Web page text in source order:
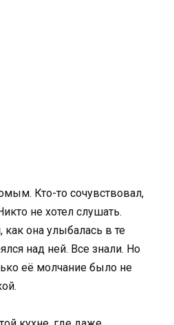
Кто-то сочувствовал,
не хотел слушать.
она улыбалась в те
над ней. Все знали. Но
её молчание было не